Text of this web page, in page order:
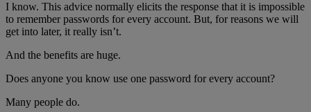
I know. This advice normally elicits the response that it is impossible
to remember passwords for every account. But, for reasons we will
get into later, it really isn’t.
And the benefits are huge.
Does anyone you know use one password for every account?
Many people do.